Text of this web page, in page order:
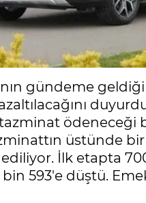
gündeme
ödeneceği
üstünde
İlk etapta 700
bin 593'e düştü.